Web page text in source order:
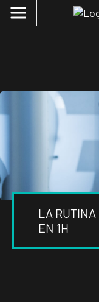
LA RUTINA
EN 1H